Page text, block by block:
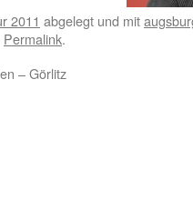
2011 abgelegt und mit
Permalink.
– Görlitz